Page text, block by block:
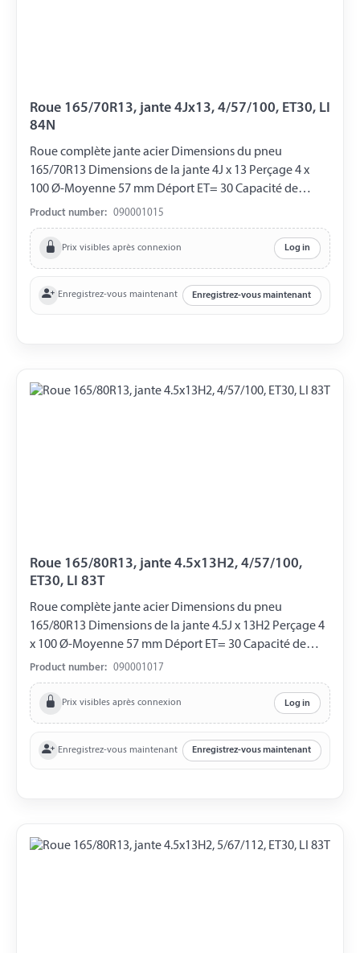
Roue 165/70R13, jante 4Jx13, 4/57/100, ET30, LI
84N
Roue complète jante acier Dimensions du pneu
165/70R13 Dimensions de la jante 4J x 13 Perçage 4 x
100 Ø-Moyenne 57 mm Déport ET= 30 Capacité de
charge 500 kg LI 84N
Product number: 090001015
Prix visibles après connexion Log in
Enregistrez-vous maintenant Enregistrez-vous maintenant
Roue 165/80R13, jante 4.5x13H2, 4/57/100,
ET30, LI 83T
Roue complète jante acier Dimensions du pneu
165/80R13 Dimensions de la jante 4.5J x 13H2 Perçage 4
x 100 Ø-Moyenne 57 mm Déport ET= 30 Capacité de
charge 485 kg LI 83T
Product number: 090001017
Prix visibles après connexion Log in
Enregistrez-vous maintenant Enregistrez-vous maintenant